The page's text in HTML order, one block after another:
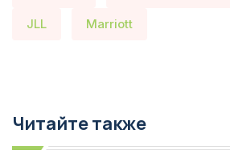
JLL Marriott
Читайте также